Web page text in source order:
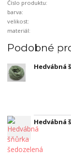
Číslo produktu:
barva:
velikost:
materiál:
Podobné
Hedvábná
Hedvábná